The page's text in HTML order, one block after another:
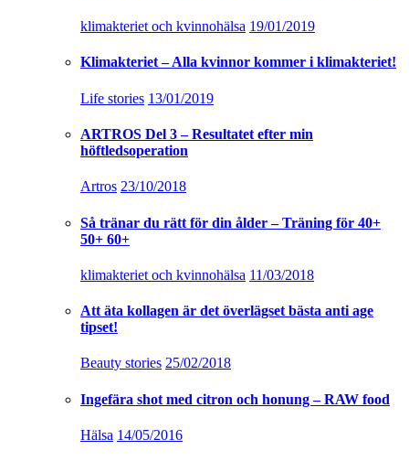
klimakteriet och kvinnohälsa 19/01/2019
Klimakteriet – Alla kvinnor kommer i klimakteriet!
Life stories 13/01/2019
ARTROS Del 3 – Resultatet efter min
höftledsoperation
Artros 23/10/2018
Så tränar du rätt för din ålder – Träning för 40+
50+ 60+
klimakteriet och kvinnohälsa 11/03/2018
Att äta kollagen är det överlägset bästa anti age
tipset!
Beauty stories 25/02/2018
Ingefära shot med citron och honung – RAW food
Hälsa 14/05/2016